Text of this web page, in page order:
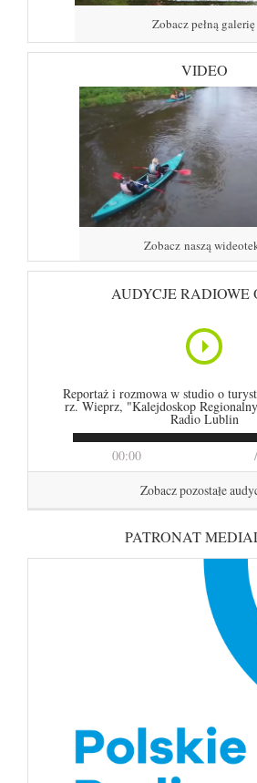
Zobacz pełną galerię
VIDEO
Zobacz naszą
AUDYCJE RADIOWE
00:00
Reportaż i rozmowa w studio o
rz. Wieprz, "Kalejdoskop
Radio Lublin
Zobacz pozostałe
PATRONAT